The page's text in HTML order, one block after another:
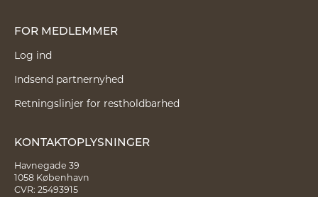
FOR MEDLEMMER
Log ind
Indsend partnernyhed
Retningslinjer for restholdbarhed
KONTAKTOPLYSNINGER
Havnegade 39
1058 København
CVR: 25493915